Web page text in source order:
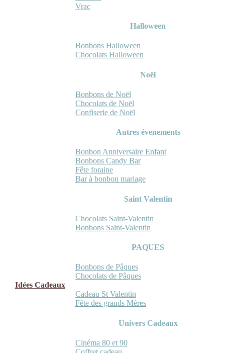
Vrac
Halloween
Bonbons Halloween
Chocolats Halloween
Noël
Bonbons de Noël
Chocolats de Noël
Confiserie de Noël
Autres évenements
Bonbon Anniversaire Enfant
Bonbons Candy Bar
Fête foraine
Bar à bonbon mariage
Saint Valentin
Chocolats Saint-Valentin
Bonbons Saint-Valentin
PAQUES
Bonbons de Pâques
Chocolats de Pâques
Idées Cadeaux
Cadeau St Valentin
Fête des grands Mères
Univers Cadeaux
Cinéma 80 et 90